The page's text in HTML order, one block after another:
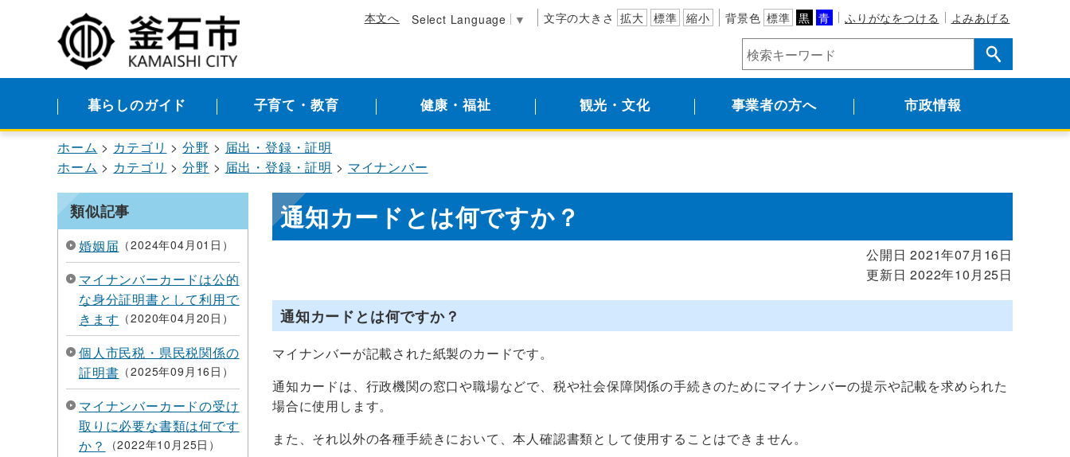
本文へ Select Language ▼ 文字の大きさ 拡大 標準 縮小 背景色 標準 黒 青 ふりがなをつける よみあげる
暮らしのガイド 子育て・教育 健康・福祉 観光・文化 事業者の方へ 市政情報
ホーム カテゴリ 分野
届出・登録・証明
ホーム
カテゴリ 分野 届出・登録・証明 マイナンバー
類似記事
婚姻届 2024年04月01日
マイナンバーカードは公的
な身分証明書として利用で
きます
2020年04月20日
個人市民税・県民税関係の
証明書
2025年09月16日
マイナンバーカードの受け
取りに必要な書類は何です
か？
2022年10月25日
通知カードとは何ですか？
公開日 2021年07月16日
更新日 2022年10月25日
通知カードとは何ですか？
マイナンバーが記載された紙製のカードです。
通知カードは、行政機関の窓口や職場などで、税や社会保障関係の手続きのためにマイナンバーの提示や記載を求められた
場合に使用します。
また、それ以外の各種手続きにおいて、本人確認書類として使用することはできません。